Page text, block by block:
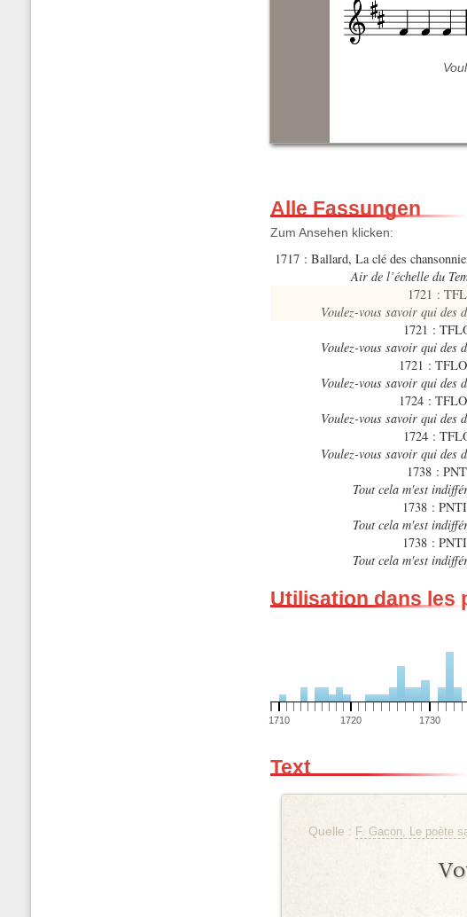
Alle Fassungen
Zum Ansehen klicken:
1717 : Ballard, La clé des
Air de l’échelle du
1721 :
Voulez-vous savoir qui des
1721 :
Voulez-vous savoir qui des
1721 :
Voulez-vous savoir qui des
1724 :
Voulez-vous savoir qui des
1724 :
Voulez-vous savoir qui des
1738 :
Tout cela m'est
1738 :
Tout cela m'est
1738 :
Tout cela m'est
Utilisation dans les
1710 1720 1730
Text
Quelle : F. Gacon, Le poète